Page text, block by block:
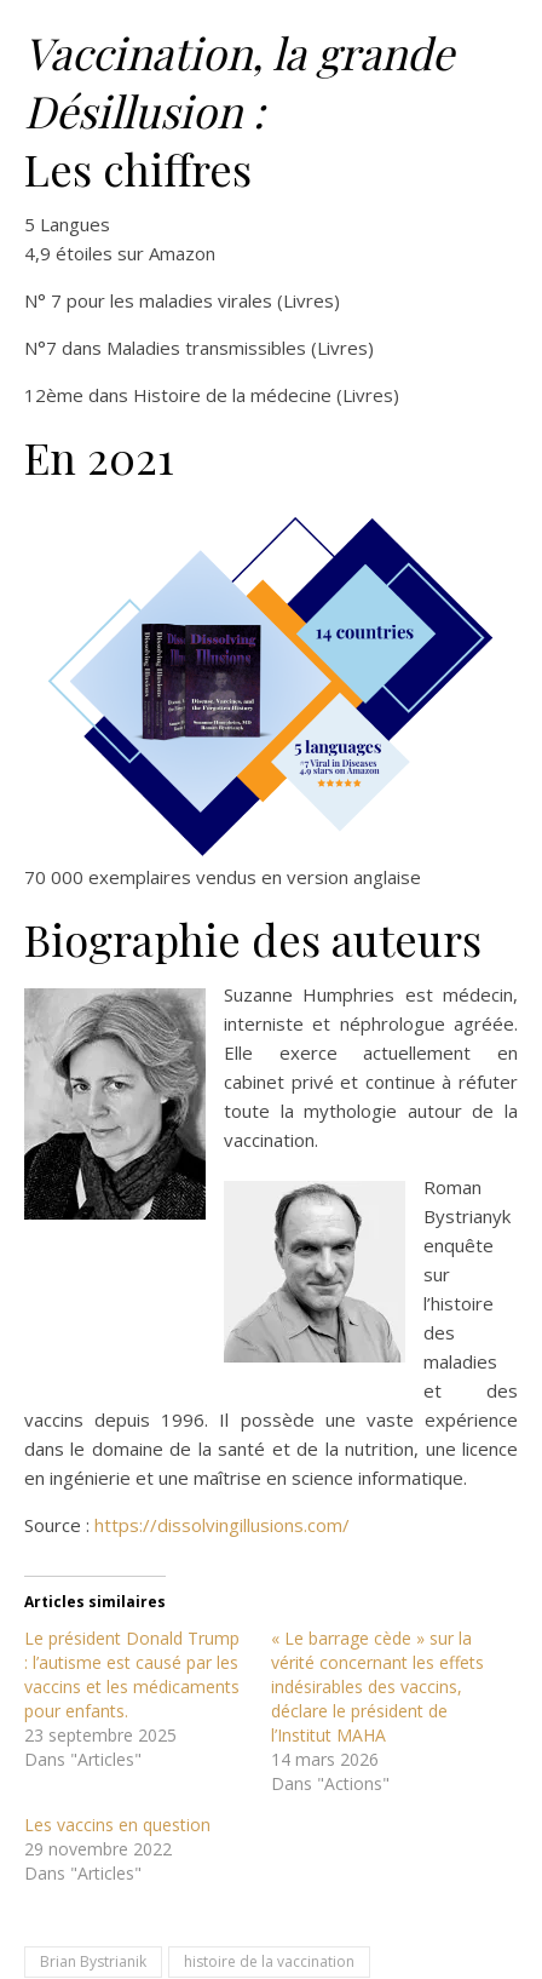
Vaccination, la grande
Désillusion :
Les chiffres
5 Langues
4,9 étoiles sur Amazon
N° 7 pour les maladies virales (Livres)
N°7 dans Maladies transmissibles (Livres)
12ème dans Histoire de la médecine (Livres)
En 2021
70 000 exemplaires vendus en version anglaise
Biographie des auteurs
Suzanne Humphries est médecin,
interniste et néphrologue agréée.
Elle exerce actuellement en
cabinet privé et continue à réfuter
toute la mythologie autour de la
vaccination.
Roman
Bystrianyk
enquête
sur
l’histoire
des
maladies
et des
vaccins depuis 1996. Il possède une vaste expérience
dans le domaine de la santé et de la nutrition, une licence
en ingénierie et une maîtrise en science informatique.
Source : https://dissolvingillusions.com/
Articles similaires
Le président Donald Trump
: l’autisme est causé par les
vaccins et les médicaments
pour enfants.
23 septembre 2025
Dans "Articles"
« Le barrage cède » sur la
vérité concernant les effets
indésirables des vaccins,
déclare le président de
l’Institut MAHA
14 mars 2026
Dans "Actions"
Les vaccins en question
29 novembre 2022
Dans "Articles"
Brian Bystrianik histoire de la vaccination